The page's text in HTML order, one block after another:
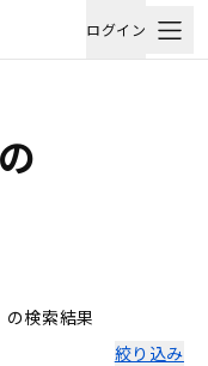
ログイン
の
の検索結果
絞り込み